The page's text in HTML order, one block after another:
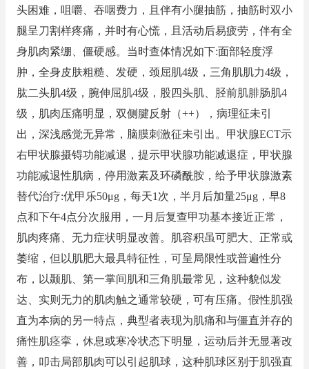
头困难，咀嚼、吞咽费力，且伴有小腿抽筋，抽筋时双小
腿呈刀割样疼痛，并时有心慌，且活动后易疲劳，伴有全
身肌肉紧绷、僵硬感。当时查体情况如下:面部轻度浮
肿，全身皮肤粗糙、发硬，颈屈肌4级，三角肌肌力4级，
肱二头肌4级，腕伸屈肌4级，股四头肌、胫前肌腓肠肌4
级，肌肉压痛明显，双侧腱反射（++），病理征未引
出，深浅感觉无异常，脑膜刺激征未引出。甲状腺ECT示
右甲状腺摄锝功能减退，提示甲状腺功能减退症，甲状腺
功能减退性肌病，停用激素及环磷酰胺，给予甲状腺激素
替代治疗:优甲乐50μg，每天1次，半月后加量25μg，早8
点和下午4点分次服用，一月后复查甲功基本接近正常，
肌肉疼痛、无力症状明显改善。肌容积虽可肥大、正常或
萎缩，但以肌肥大最具特征性，可呈局限性或普遍性分
布，以颞肌、第一掌间肌和三角肌最常见，这种貌似发
达、实则无力的肌肉触之通常较硬，可有压痛。假性肌强
直为本病的另一特点，典型者表现为肌痛和与僵直并存的
痛性肌痉挛，休息或寒冷状态下明显，运动后并无显著改
善，叩击局部肌肉可以引起肌球，这种肌球区别于肌强直